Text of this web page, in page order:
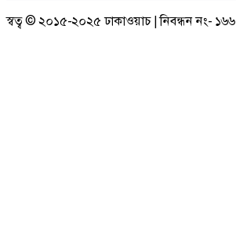
স্বত্ব © ২০১৫-২০২৫ ঢাকাওয়াচ | নিবন্ধন নং- ১৬৬